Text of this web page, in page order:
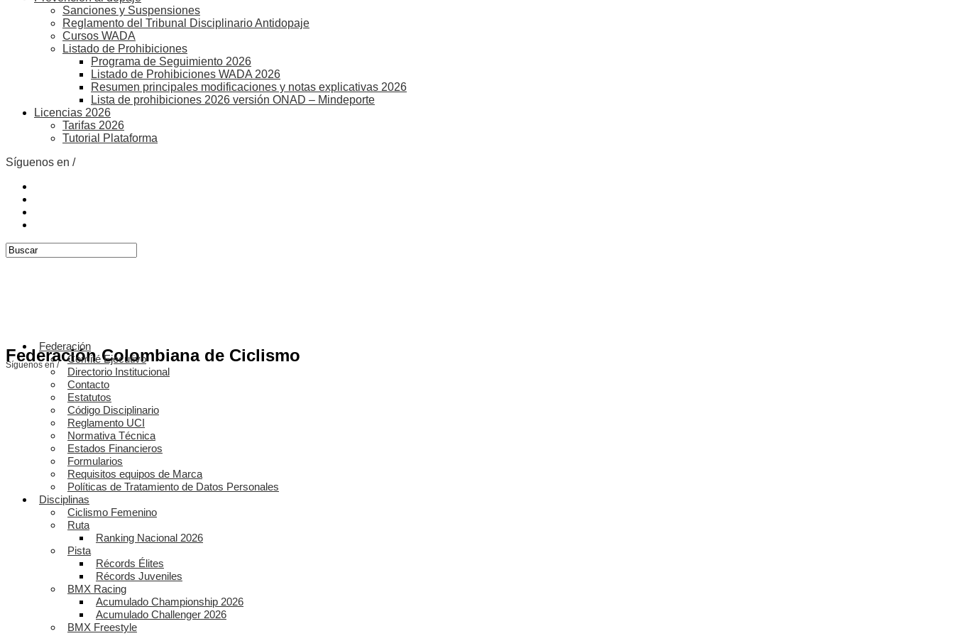
Sanciones y Suspensiones
Reglamento del Tribunal Disciplinario Antidopaje
Cursos WADA
Listado de Prohibiciones
Programa de Seguimiento 2026
Listado de Prohibiciones WADA 2026
Resumen principales modificaciones y notas explicativas 2026
Lista de prohibiciones 2026 versión ONAD – Mindeporte
Licencias 2026
Tarifas 2026
Tutorial Plataforma
Síguenos en /
Federación Colombiana de Ciclismo
Síguenos en /
Federación
Comité Ejecutivo
Directorio Institucional
Contacto
Estatutos
Código Disciplinario
Reglamento UCI
Normativa Técnica
Estados Financieros
Formularios
Requisitos equipos de Marca
Políticas de Tratamiento de Datos Personales
Disciplinas
Ciclismo Femenino
Ruta
Ranking Nacional 2026
Pista
Récords Élites
Récords Juveniles
BMX Racing
Acumulado Championship 2026
Acumulado Challenger 2026
BMX Freestyle